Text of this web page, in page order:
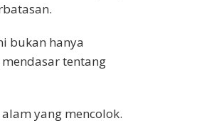
bukan hanya
tentang
yang mencolok.